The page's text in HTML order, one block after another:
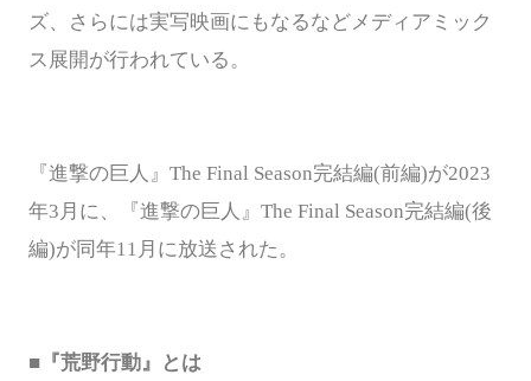
ズ、さらには実写映画にもなるなどメディアミック
ス展開が行われている。
『進撃の巨人』 The Final Season完結編(前編)が2023
年3月に、『進撃の巨人』The Final Season完結編(後
編)が同年11月に放送された。
■『荒野行動』とは